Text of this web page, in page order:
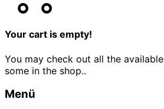
Your cart is empty!
You may check out all the
some in the shop..
Menü